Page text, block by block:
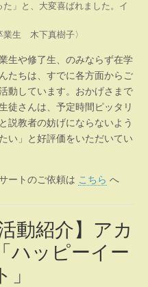
」と、大変喜ばれました。イ
業生 木下真樹子〉
生や修了生、のみならず在学
たちは、すでに各方面からご
動しています。おかげさまで
徒さんは、予定時間ピッタリ
説教者の妨げにならないよう
い」と好評価をいただいてい
ートのご依頼は こちら へ
動紹介】アカ
ハッピーイー